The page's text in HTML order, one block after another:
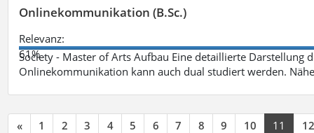
Onlinekommunikation (B.Sc.)
Relevanz:
61%
Society - Master of Arts Aufbau Eine detaillierte Darstellung
Onlinekommunikation kann auch dual studiert werden.
« 1 2 3 4 5 6 7 8 9 10 11 12